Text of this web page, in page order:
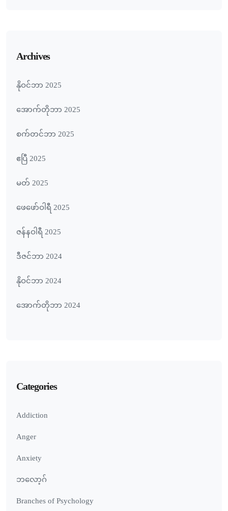
Archives
နိုဝင်ဘာ 2025
အောက်တိုဘာ 2025
စက်တင်ဘာ 2025
ဧပြီ 2025
မတ် 2025
ဖေ‌ဖော်ဝါရီ 2025
ဇန်နဝါရီ 2025
ဒီဇင်ဘာ 2024
နိုဝင်ဘာ 2024
အောက်တိုဘာ 2024
Categories
Addiction
Anger
Anxiety
ဘလော့ဂ်
Branches of Psychology